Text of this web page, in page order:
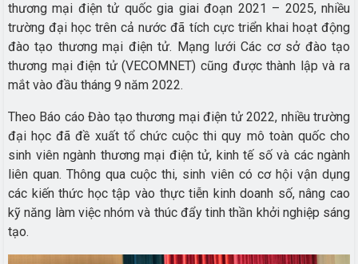
thương mại điện tử quốc gia giai đoạn 2021 – 2025, nhiều
trường đại học trên cả nước đã tích cực triển khai hoạt động
đào tạo thương mại điện tử. Mạng lưới Các cơ sở đào tạo
thương mại điện tử (VECOMNET) cũng được thành lập và ra
mắt vào đầu tháng 9 năm 2022.
Theo Báo cáo Đào tạo thương mại điện tử 2022, nhiều trường
đại học đã đề xuất tổ chức cuộc thi quy mô toàn quốc cho
sinh viên ngành thương mại điện tử, kinh tế số và các ngành
liên quan. Thông qua cuộc thi, sinh viên có cơ hội vận dụng
các kiến thức học tập vào thực tiễn kinh doanh số, nâng cao
kỹ năng làm việc nhóm và thúc đẩy tinh thần khởi nghiệp sáng
tạo.